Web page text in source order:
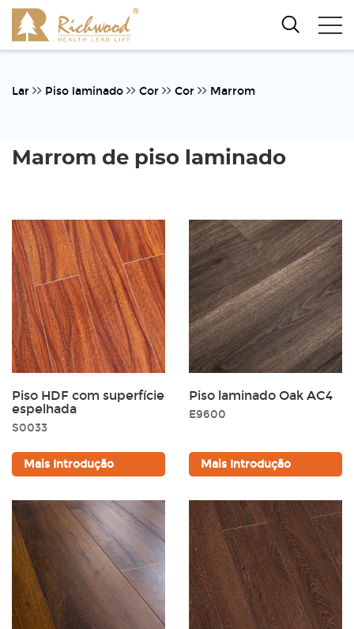
Lar Piso laminado Cor Cor Marrom
Marrom de piso laminado
Piso HDF com superfície
espelhada
S0033
Mais Introdução
Piso laminado Oak AC4
E9600
Mais Introdução
laminado bege faz com que seu cômodo pareça maior e
mais aberto. Você também terá aquele aconchego
maravilhoso e sofisticado dos tons ligeiramente mais
escuros. Além de ter um visual elegante e moderno, o
laminado cinza define o tom perfeito para uma casa
contemporânea e descolada.